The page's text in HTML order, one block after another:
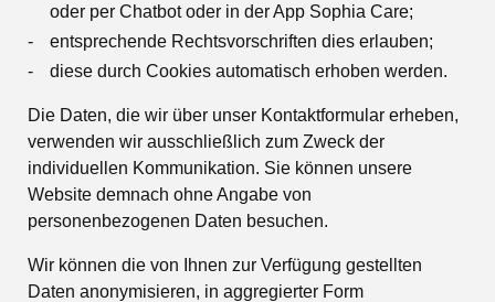
oder per Chatbot oder in der App Sophia Care;
entsprechende Rechtsvorschriften dies erlauben;
diese durch Cookies automatisch erhoben werden.
Die Daten, die wir über unser Kontaktformular erheben,
verwenden wir ausschließlich zum Zweck der
individuellen Kommunikation. Sie können unsere
Website demnach ohne Angabe von
personenbezogenen Daten besuchen.
Wir können die von Ihnen zur Verfügung gestellten
Daten anonymisieren, in aggregierter Form